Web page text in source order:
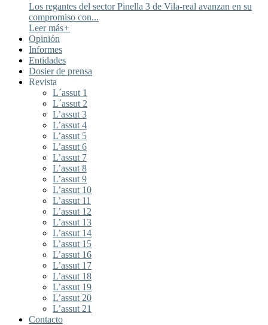
Los regantes del sector Pinella 3 de Vila-real avanzan en su
compromiso con...
Leer más+
Opinión
Informes
Entidades
Dosier de prensa
Revista
L´assut 1
L´assut 2
L’assut 3
L’assut 4
L’assut 5
L’assut 6
L’assut 7
L’assut 8
L’assut 9
L’assut 10
L’assut 11
L’assut 12
L’assut 13
L’assut 14
L’assut 15
L’assut 16
L’assut 17
L’assut 18
L’assut 19
L’assut 20
L’assut 21
Contacto